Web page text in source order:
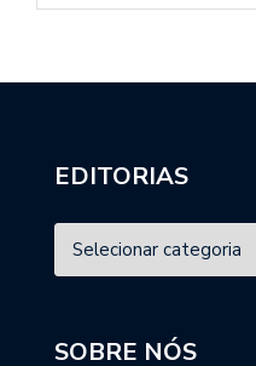
EDITORIAS
SOBRE NÓS